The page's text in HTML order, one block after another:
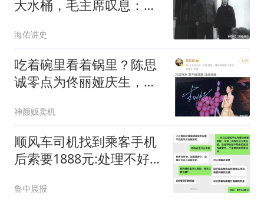
大水桶，毛主席叹息：怎
海佑讲史
吃着碗里看着锅里？陈思
诚零点为佟丽娅庆生，把
神颜贩卖机
顺风车司机找到乘客手机
后索要1888元:处理不好就
鲁中晨报